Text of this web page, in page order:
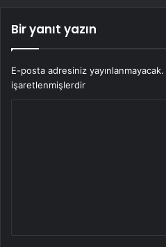
Bir yanıt yazın
E-posta adresiniz yayınlanmayacak.
işaretlenmişlerdir